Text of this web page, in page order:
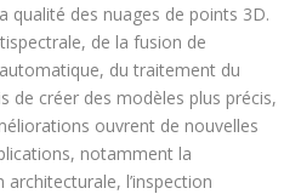
qualité des nuages de points 3D.
de la fusion de
du traitement du
de créer des modèles plus précis,
ouvrent de nouvelles
notamment la
l’inspection